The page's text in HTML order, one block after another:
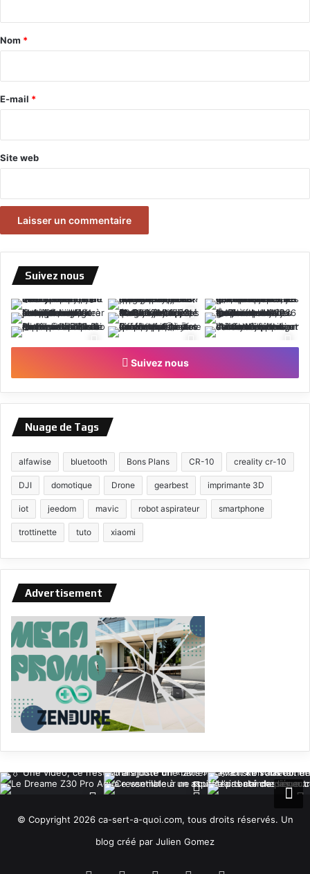
a
e
Nom *
E-mail *
Site web
Suivez nous
Suivez nous
Nuage de Tags
alfawise bluetooth Bons Plans CR-10 creality cr-10
DJI domotique Drone gearbest imprimante 3D
iot jeedom mavic robot aspirateur smartphone
trottinette tuto xiaomi
Advertisement
© Copyright 2026 ca-sert-a-quoi.com, tous droits réservés. Un
blog créé par Julien Gomez